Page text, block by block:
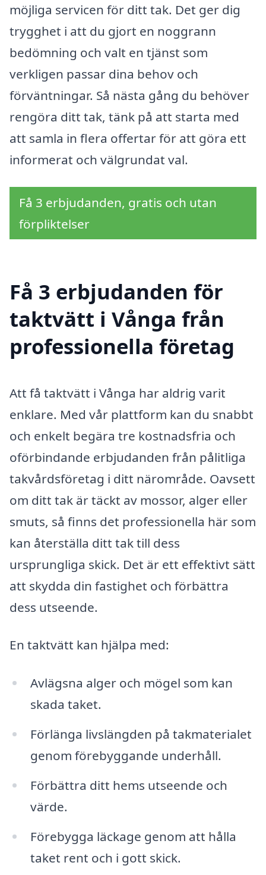
möjliga servicen för ditt tak. Det ger dig
trygghet i att du gjort en noggrann
bedömning och valt en tjänst som
verkligen passar dina behov och
förväntningar. Så nästa gång du behöver
rengöra ditt tak, tänk på att starta med
att samla in flera offertar för att göra ett
informerat och välgrundat val.
Få 3 erbjudanden, gratis och utan
förpliktelser
Få 3 erbjudanden för
taktvätt i Vånga från
professionella företag
Att få taktvätt i Vånga har aldrig varit
enklare. Med vår plattform kan du snabbt
och enkelt begära tre kostnadsfria och
oförbindande erbjudanden från pålitliga
takvårdsföretag i ditt närområde. Oavsett
om ditt tak är täckt av mossor, alger eller
smuts, så finns det professionella här som
kan återställa ditt tak till dess
ursprungliga skick. Det är ett effektivt sätt
att skydda din fastighet och förbättra
dess utseende.
En taktvätt kan hjälpa med:
Avlägsna alger och mögel som kan
skada taket.
Förlänga livslängden på takmaterialet
genom förebyggande underhåll.
Förbättra ditt hems utseende och
värde.
Förebygga läckage genom att hålla
taket rent och i gott skick.